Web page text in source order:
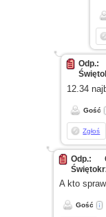
12.34
Gość
Zgłoś
Odp.:
A kto
Gość